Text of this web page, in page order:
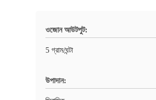
ওজোন আউটপুট:
5 গ্রাম/ঘন্টা
উপাদান: